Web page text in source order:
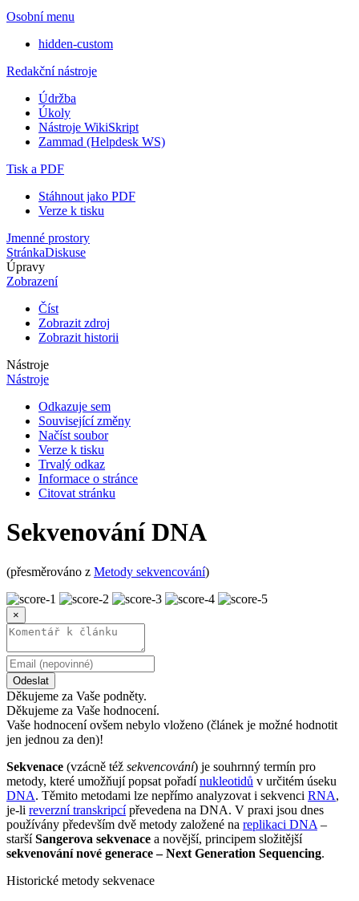
Osobní menu
hidden-custom
Redakční nástroje
Údržba
Úkoly
Nástroje WikiSkript
Zammad (Helpdesk WS)
Tisk a PDF
Stáhnout jako PDF
Verze k tisku
Jmenné prostory
StránkaDiskuse
Úpravy
Zobrazení
Číst
Zobrazit zdroj
Zobrazit historii
Nástroje
Nástroje
Odkazuje sem
Související změny
Načíst soubor
Verze k tisku
Trvalý odkaz
Informace o stránce
Citovat stránku
Sekvenování DNA
(přesměrováno z Metody sekvencování)
×
Odeslat
Děkujeme za Vaše podněty.
Děkujeme za Vaše hodnocení.
Vaše hodnocení ovšem nebylo vloženo (článek je možné hodnotit
jen jednou za den)!
Sekvenace (vzácně též sekvencování) je souhrnný termín pro
metody, které umožňují popsat pořadínukleotidů v určitém úseku
DNA. Těmito metodami lze nepřímo analyzovat i sekvenci RNA,
je-li reverzní transkripcípřevedena na DNA. V praxi jsou dnes
používány především dvě metody založené na replikaci DNA –
staršíSangerova sekvenace a novější, principem složitější
sekvenování nové generace – Next Generation Sequencing.
Historické metody sekvenace